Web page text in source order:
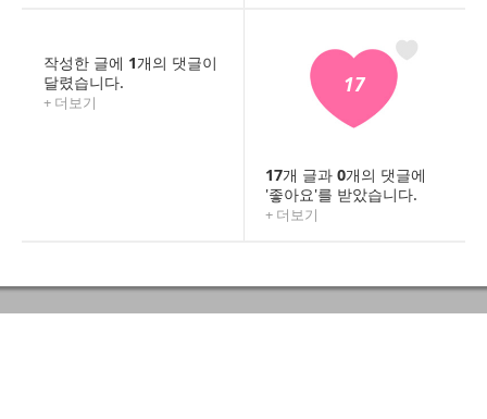
작성한 글에 1개의 댓글이
달렸습니다.
+ 더보기
17
17개 글과 0개의 댓글에
'좋아요'를 받았습니다.
+ 더보기